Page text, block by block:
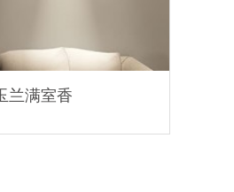
兰满室香